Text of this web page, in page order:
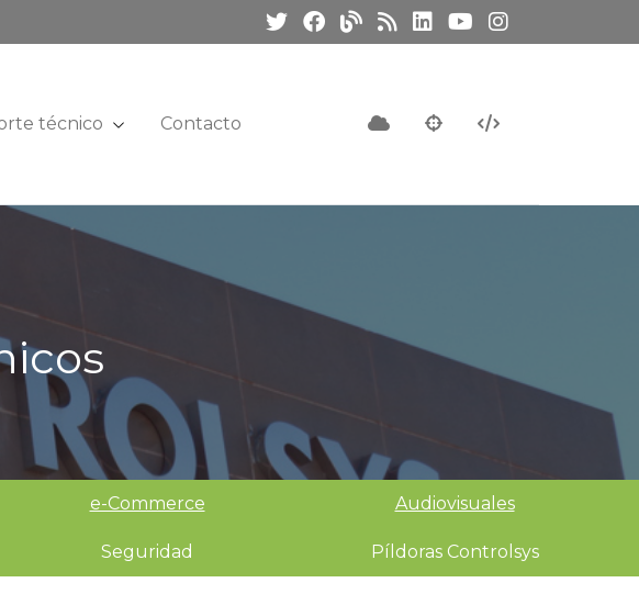
técnico Contacto
e-Commerce Audiovisuales
Seguridad Píldoras Controlsys